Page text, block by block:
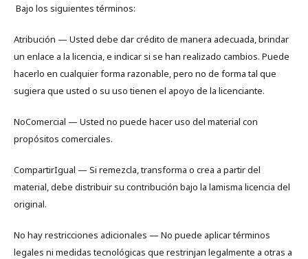
Bajo los siguientes términos:
Atribución — Usted debe dar crédito de manera adecuada, brindar
un enlace a la licencia, e indicar si se han realizado cambios. Puede
hacerlo en cualquier forma razonable, pero no de forma tal que
sugiera que usted o su uso tienen el apoyo de la licenciante.
NoComercial — Usted no puede hacer uso del material con
propósitos comerciales.
CompartirIgual — Si remezcla, transforma o crea a partir del
material, debe distribuir su contribución bajo la lamisma licencia del
original.
No hay restricciones adicionales — No puede aplicar términos
legales ni medidas tecnológicas que restrinjan legalmente a otras a